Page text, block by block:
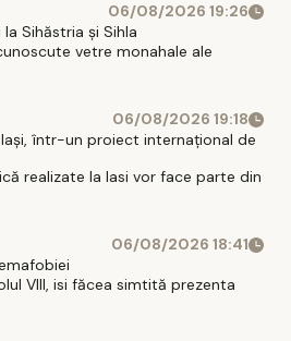
06/08/2026 19:26
Sihăstria și Sihla
vetre monahale ale
06/08/2026 19:18
într-un proiect internațional de
realizate la Iasi vor face parte din
06/08/2026 18:41
VIII, isi făcea simtită prezenta